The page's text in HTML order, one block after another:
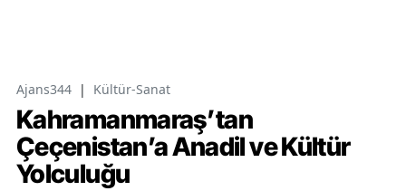
Ajans344 | Kültür-Sanat
Kahramanmaraş’tan
Çeçenistan’a Anadil ve Kültür
Yolculuğu